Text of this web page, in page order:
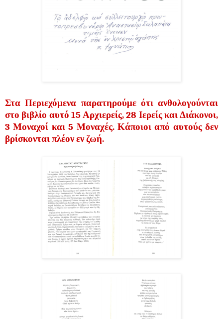
Στα Περιεχόμενα παρατηρούμε ότι ανθολογούνται
στο βιβλίο αυτό 15 Αρχιερείς, 28 Ιερείς και Διάκονοι,
3 Μοναχοί και 5 Μοναχές. Κάποιοι από αυτούς δεν
βρίσκονται πλέον εν ζωή.